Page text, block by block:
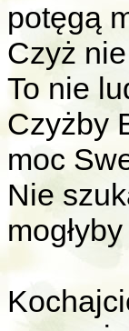
potęgą
Czyż
To nie
Czyżby
moc
Nie